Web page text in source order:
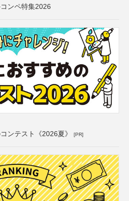
ンペ特集2026
ンテスト《2026夏》 [PR]